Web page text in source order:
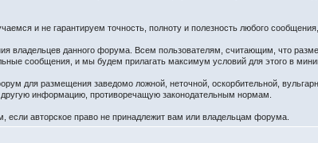
и не гарантируем точность, полноту и полезность любого
владельцев данного форума. Всем пользователям, считающим, что
сообщения, и мы будем прилагать максимум условий для этого в
для размещения заведомо ложной, неточной, оскорбительной,
информацию, противоречащую законодательным нормам.
авторское право не принадлежит вам или владельцам форума.